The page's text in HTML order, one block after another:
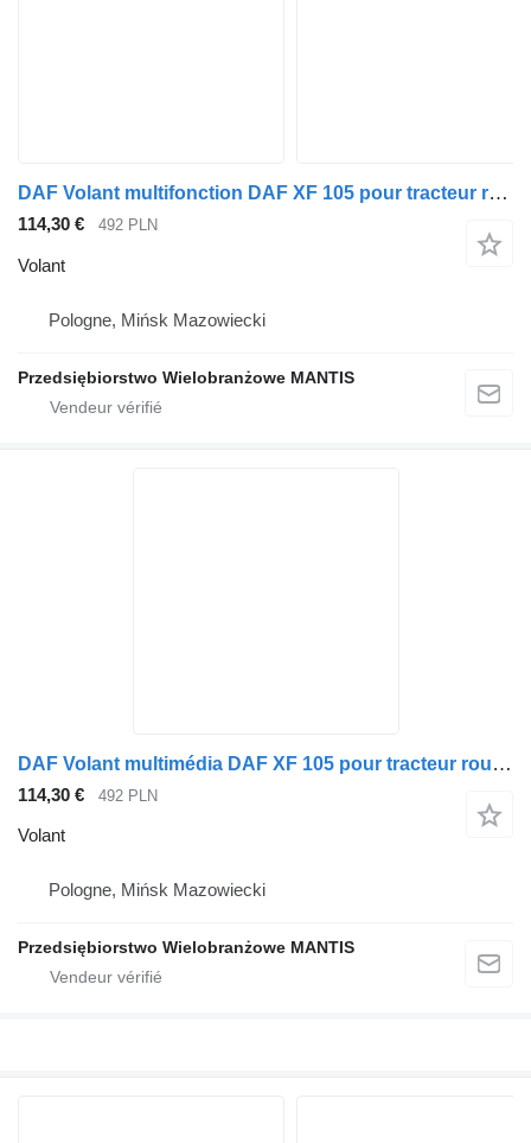
DAF Volant multifonction DAF XF 105 pour tracteur routier
114,30 € 492 PLN
Volant
Pologne, Mińsk Mazowiecki
Przedsiębiorstwo Wielobranżowe MANTIS
DAF Volant multimédia DAF XF 105 pour tracteur routier
114,30 € 492 PLN
Volant
Pologne, Mińsk Mazowiecki
Przedsiębiorstwo Wielobranżowe MANTIS